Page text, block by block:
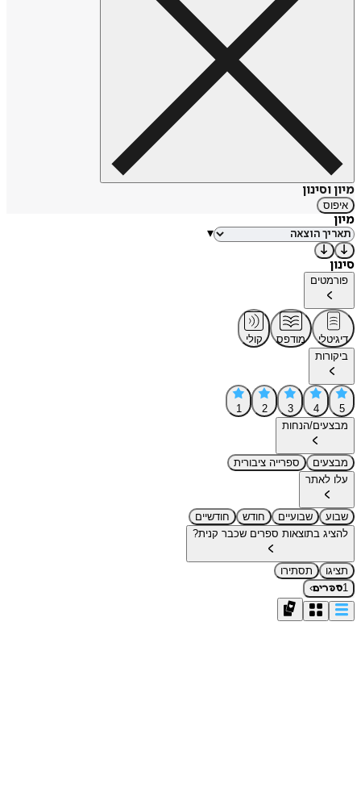
מיון וסינון
איפוס
מיון
▾
סינון
פורמטים
דיגיטלי מודפס
קולי
ביקורות
5
4
3
2
1
מבצעים/הנחות
מבצעים
ספרייה ציבורית
עלו לאתר
שבוע שבועיים חודש
חודשיים
להציג בתוצאות ספרים שכבר קנית?
תציגו
תסתירו
1ספרים›